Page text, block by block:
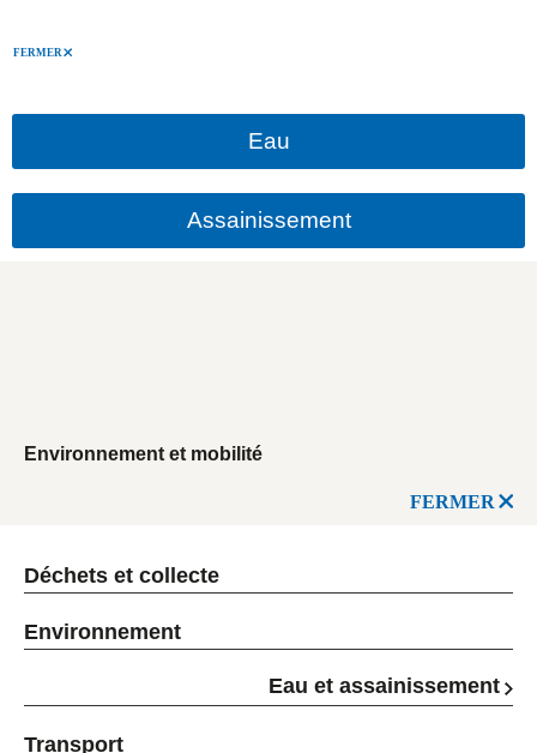
FERMER
Eau
Assainissement
Environnement et mobilité
FERMER
Déchets et collecte
Environnement
Eau et assainissement
Transport